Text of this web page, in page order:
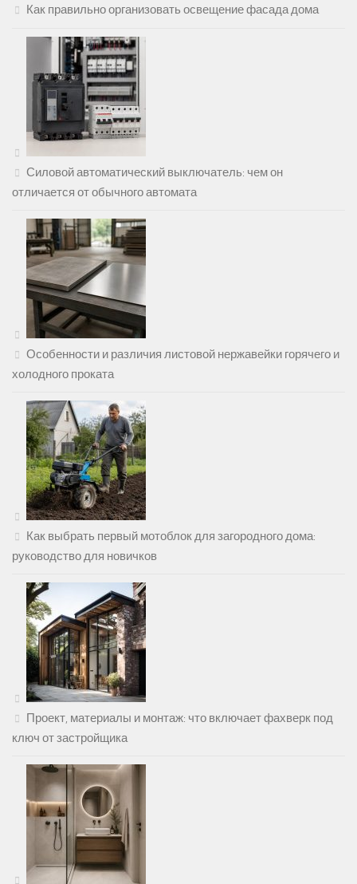
Как правильно организовать освещение фасада дома
Силовой автоматический выключатель: чем он
отличается от обычного автомата
Особенности и различия листовой нержавейки горячего и
холодного проката
Как выбрать первый мотоблок для загородного дома:
руководство для новичков
Проект, материалы и монтаж: что включает фахверк под
ключ от застройщика